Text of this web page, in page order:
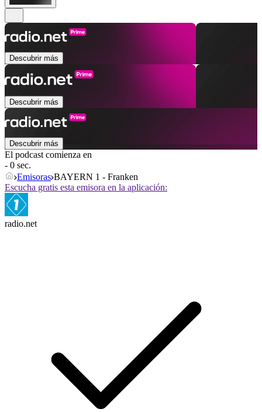
Descubrir más
Descubrir más
Descubrir más
El podcast comienza en
- 0 sec.
Emisoras BAYERN 1 - Franken
Escucha gratis esta emisora en la aplicación:
radio.net